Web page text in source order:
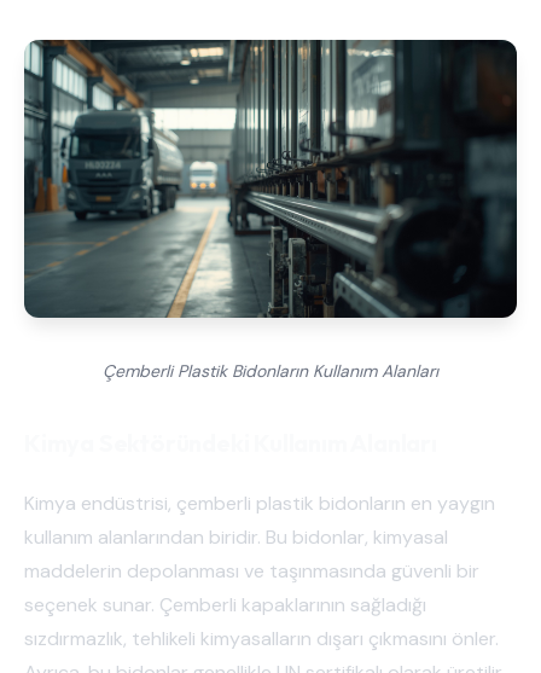
Çemberli Plastik Bidonların Kullanım Alanları
Kimya endüstrisi, çemberli plastik bidonların en yaygın
kullanım alanlarından biridir. Bu bidonlar, kimyasal
maddelerin depolanması ve taşınmasında güvenli bir
seçenek sunar. Çemberli kapaklarının sağladığı
sızdırmazlık, tehlikeli kimyasalların dışarı çıkmasını önler.